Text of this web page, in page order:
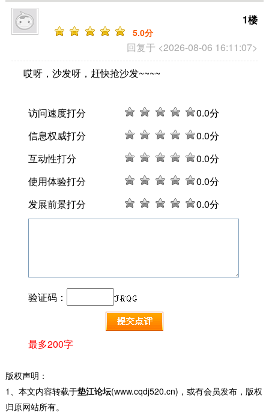
回复于 <2026-08-06 16:11:07>
1楼
5.0分
哎呀，沙发呀，赶快抢沙发~~~~
访问速度打分 0.0分
信息权威打分
0.0分
互动性打分
0.0分
使用体验打分
0.0分
发展前景打分
0.0分
验证码：
最多200字
版权声明：
1、本文内容转载于垫江论坛(www.cqdj520.cn)，或有会员发布，版权
归原网站所有。